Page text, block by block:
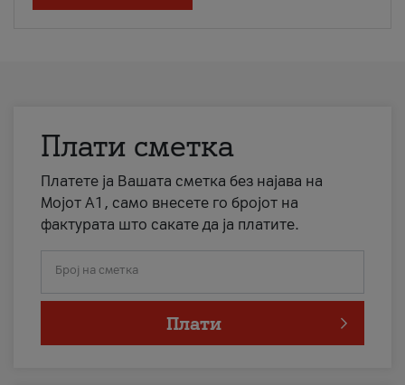
Плати сметка
Платете ја Вашата сметка без најава на
Мојот А1, само внесете го бројот на
фактурата што сакате да ја платите.
Број на сметка
Плати